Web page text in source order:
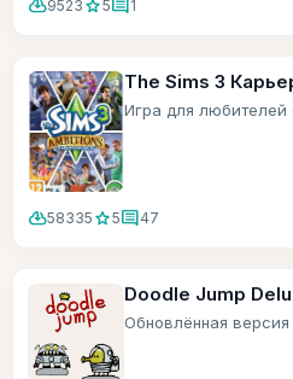
cloud_download9523 star5comment1
The Sims 3
Игра для любителей
cloud_download58335 star5comment47
Doodle Jump
Обновлённая